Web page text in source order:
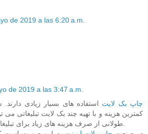
de 2019 a las 6:20 a.m.
de 2019 a las 3:47 a.m.
چاپ بک لایت استفاده های بسیار زیادی
کمترین هزینه و با تهیه چند بک لایت تبلیغاتی می